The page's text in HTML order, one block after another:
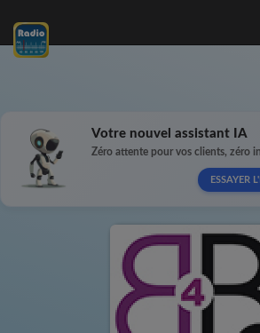
Votre nouvel assistant IA
Zéro attente pour vos clients, zéro
ESSAYER